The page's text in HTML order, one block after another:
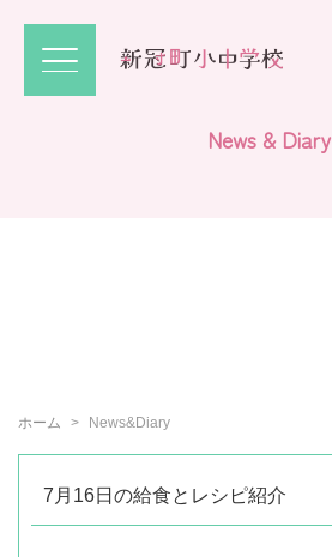
News & Diary
ホーム News&Diary
7月16日の給食とレシピ紹介